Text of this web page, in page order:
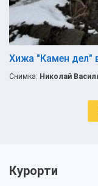
Хижа "Камен дел"
Снимка: Николай
Курорти